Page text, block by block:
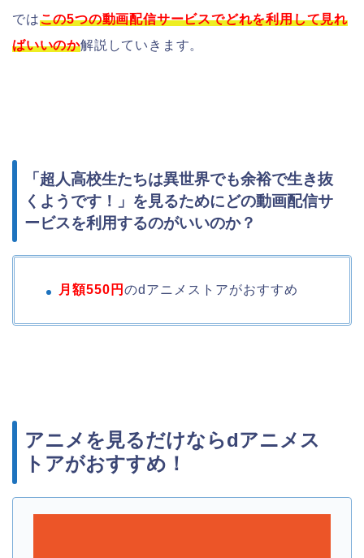
ではこの5つの動画配信サービスでどれを利用して見れ
ばいいのか解説していきます。
「超人高校生たちは異世界でも余裕で生き抜
くようです！」を見るためにどの動画配信サ
ービスを利用するのがいいのか？
月額550円 のdアニメストアがおすすめ
アニメを見るだけならdアニメス
トアがおすすめ！